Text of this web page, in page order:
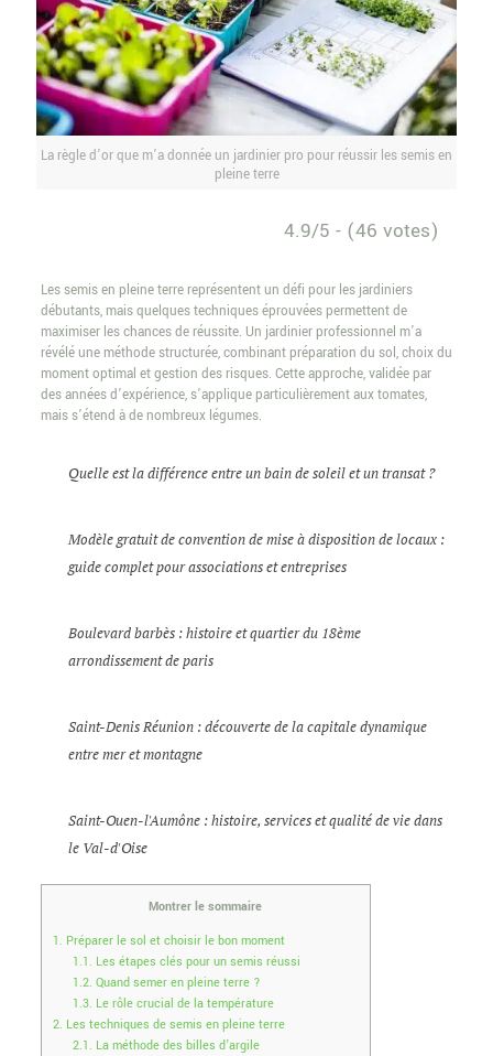
La règle d’or que m’a donnée un jardinier pro pour réussir les semis en
pleine terre
4.9/5 - (46 votes)
Les semis en pleine terre représentent un défi pour les jardiniers
débutants, mais quelques techniques éprouvées permettent de
maximiser les chances de réussite. Un jardinier professionnel m’a
révélé une méthode structurée, combinant préparation du sol, choix du
moment optimal et gestion des risques. Cette approche, validée par
des années d’expérience, s’applique particulièrement aux tomates,
mais s’étend à de nombreux légumes.
Quelle est la différence entre un bain de soleil et un transat ?
Modèle gratuit de convention de mise à disposition de locaux :
guide complet pour associations et entreprises
Boulevard barbès : histoire et quartier du 18ème
arrondissement de paris
Saint-Denis Réunion : découverte de la capitale dynamique
entre mer et montagne
Saint-Ouen-l'Aumône : histoire, services et qualité de vie dans
le Val-d'Oise
Montrer le sommaire
1. Préparer le sol et choisir le bon moment
1.1. Les étapes clés pour un semis réussi
1.2. Quand semer en pleine terre ?
1.3. Le rôle crucial de la température
2. Les techniques de semis en pleine terre
2.1. La méthode des billes d’argile